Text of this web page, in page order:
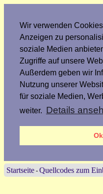
Wir verwenden
Anzeigen zu
soziale Medien
Zugriffe auf unsere
Außerdem geben wir
Nutzung unserer
für soziale Medien,
weiter. Details
Ok
Startseite - Quellcodes zum